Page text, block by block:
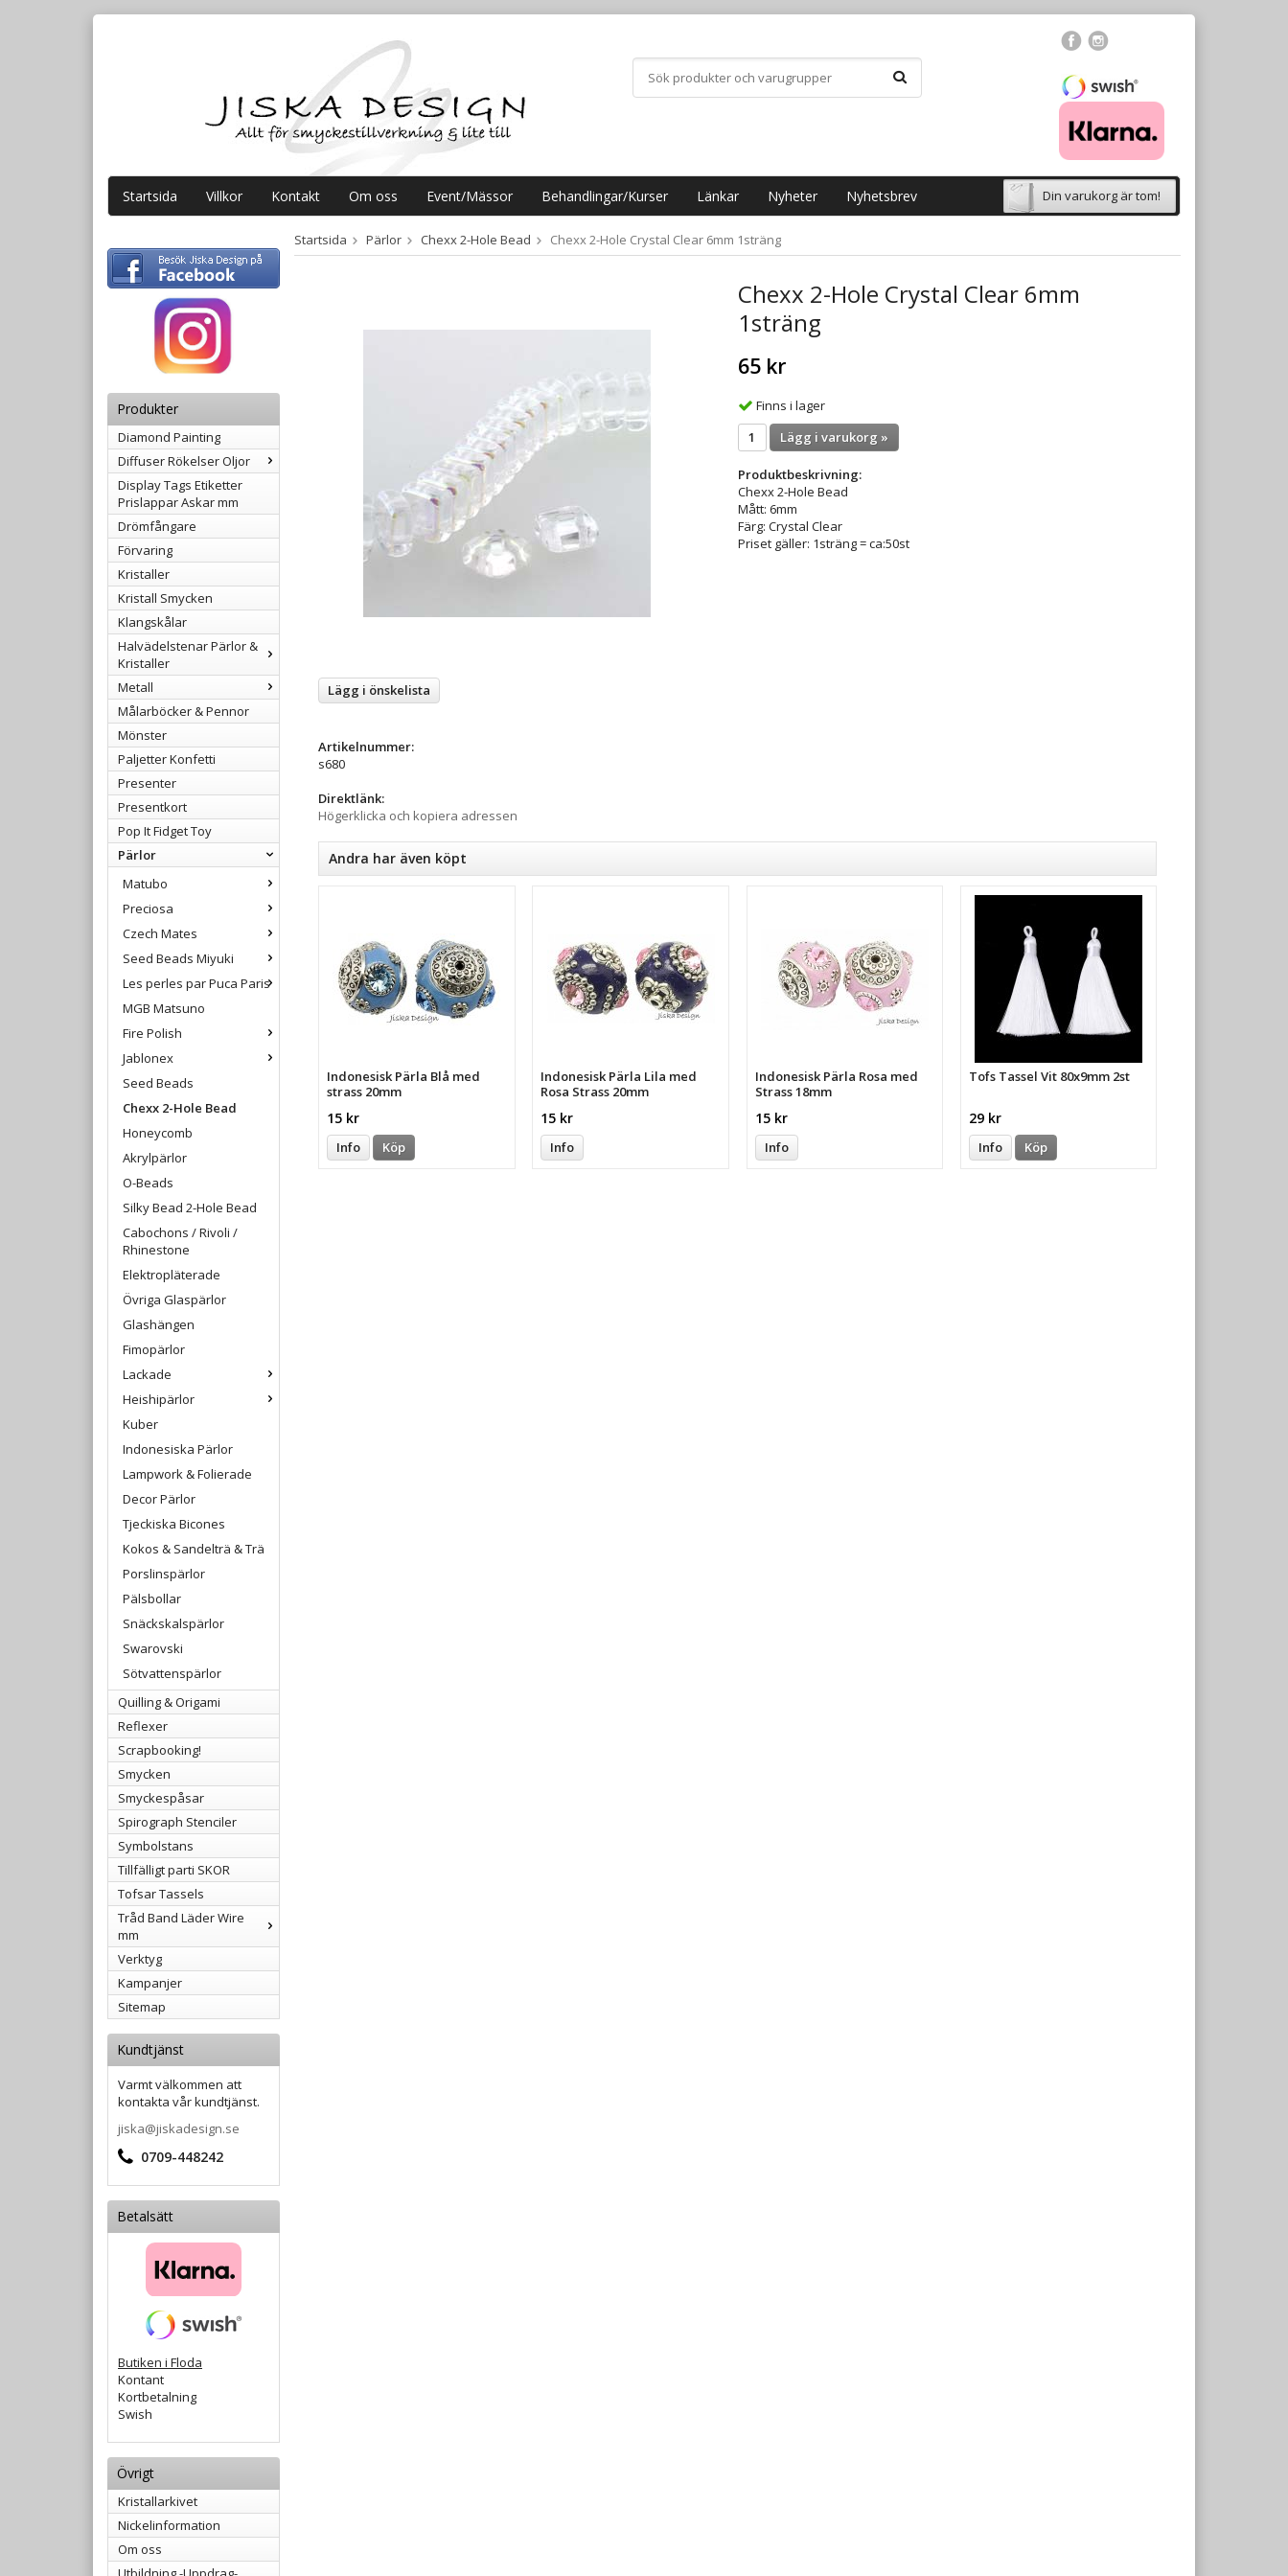
Startsida Villkor Kontakt Om oss Event/Mässor Behandlingar/Kurser Länkar Nyheter Nyhetsbrev Din varukorg är tom!
Produkter
Diamond Painting
Diffuser Rökelser Oljor
Display Tags Etiketter
Prislappar Askar mm
Drömfångare
Förvaring
Kristaller
Kristall Smycken
Klangskålar
Halvädelstenar Pärlor &
Kristaller
Metall
Målarböcker & Pennor
Mönster
Paljetter Konfetti
Presenter
Presentkort
Pop It Fidget Toy
Pärlor
Matubo
Preciosa
Czech Mates
Seed Beads Miyuki
Les perles par Puca Paris
MGB Matsuno
Fire Polish
Jablonex
Seed Beads
Chexx 2-Hole Bead
Honeycomb
Akrylpärlor
O-Beads
Silky Bead 2-Hole Bead
Cabochons / Rivoli /
Rhinestone
Elektropläterade
Övriga Glaspärlor
Glashängen
Fimopärlor
Lackade
Heishipärlor
Kuber
Indonesiska Pärlor
Lampwork & Folierade
Decor Pärlor
Tjeckiska Bicones
Kokos & Sandelträ & Trä
Porslinspärlor
Pälsbollar
Snäckskalspärlor
Swarovski
Sötvattenspärlor
Quilling & Origami
Reflexer
Scrapbooking!
Smycken
Smyckespåsar
Spirograph Stenciler
Symbolstans
Tillfälligt parti SKOR
Tofsar Tassels
Tråd Band Läder Wire
mm
Verktyg
Kampanjer
Sitemap
Kundtjänst
Varmt välkommen att
kontakta vår kundtjänst.
jiska@jiskadesign.se
0709-448242
Betalsätt
Butiken i Floda
Kontant
Kortbetalning
Swish
Övrigt
Kristallarkivet
Nickelinformation
Om oss
Startsida Pärlor Chexx 2-Hole Bead Chexx 2-Hole Crystal Clear 6mm 1sträng
Chexx 2-Hole Crystal Clear 6mm
1sträng
65 kr
Finns i lager
Lägg i varukorg »
Produktbeskrivning:
Chexx 2-Hole Bead
Mått: 6mm
Färg: Crystal Clear
Priset gäller: 1sträng = ca:50st
Lägg i önskelista
Artikelnummer:
s680
Direktlänk:
Högerklicka och kopiera adressen
Andra har även köpt
Indonesisk Pärla Blå med
strass 20mm
15 kr
Info Köp
Indonesisk Pärla Lila med
Rosa Strass 20mm
15 kr
Info
Indonesisk Pärla Rosa med
Strass 18mm
15 kr
Info
Tofs Tassel Vit 80x9mm 2st
29 kr
Info Köp